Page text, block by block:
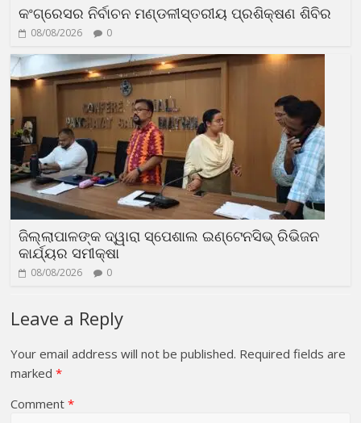
କଂଗ୍ରେସର ନିର୍ବାଚନ ମଣ୍ଡଳୀସ୍ତରୀୟ ପ୍ରଶିକ୍ଷଣ ଶିବିର
08/08/2026 0
ଜିଲ୍ଲାପାଳଙ୍କ ଦ୍ୱାରା ସ୍ପେଶାଲ ଇଣ୍ଟେନସିଭ୍ ରିଭିଜନ
କାର୍ଯ୍ୟର ସମୀକ୍ଷା
08/08/2026 0
Leave a Reply
Your email address will not be published. Required fields are
marked*
Comment*